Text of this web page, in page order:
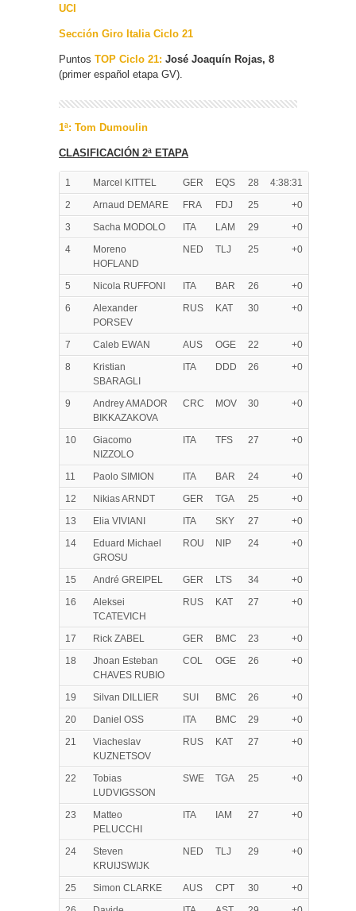
UCI
Sección Giro Italia Ciclo 21
Puntos TOP Ciclo 21: José Joaquín Rojas, 8
(primer español etapa GV).
1ª: Tom Dumoulin
CLASIFICACIÓN 2ª ETAPA
1 Marcel KITTEL GER EQS 28
4:38:31
2
Arnaud DEMARE FRA FDJ 25
+0
3
Sacha MODOLO ITA LAM 29
+0
4
Moreno
HOFLAND
NED TLJ 25 +0
5 Nicola RUFFONI ITA BAR 26
+0
6
Alexander
PORSEV
RUS KAT 30 +0
7 Caleb EWAN AUS OGE 22
+0
8
Kristian
SBARAGLI
ITA DDD 26 +0
9
Andrey AMADOR
BIKKAZAKOVA
CRC MOV 30 +0
10
Giacomo
NIZZOLO
ITA TFS 27 +0
11 Paolo SIMION ITA BAR 24
+0
12
Nikias ARNDT GER TGA 25
+0
13
Elia VIVIANI ITA SKY 27
+0
14
Eduard Michael
GROSU
ROU NIP 24 +0
15 André GREIPEL GER LTS 34
+0
16
Aleksei
TCATEVICH
RUS KAT 27 +0
17 Rick ZABEL GER BMC 23
+0
18
Jhoan Esteban
CHAVES RUBIO
COL OGE 26 +0
19 Silvan DILLIER SUI BMC 26
+0
20
Daniel OSS ITA BMC 29
+0
21
Viacheslav
KUZNETSOV
RUS KAT 27 +0
22
Tobias
LUDVIGSSON
SWE TGA 25 +0
23
Matteo
PELUCCHI
ITA IAM 27 +0
24
Steven
KRUIJSWIJK
NED TLJ 29 +0
25 Simon CLARKE AUS CPT 30
+0